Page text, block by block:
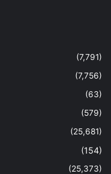
(7,791)
(7,756)
(63)
(579)
(25,681)
(154)
(25,373)